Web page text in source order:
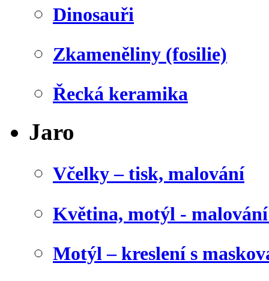
Dinosauři
Zkameněliny (fosilie)
Řecká keramika
Jaro
Včelky – tisk, malování
Květina, motýl -
Motýl – kreslení s